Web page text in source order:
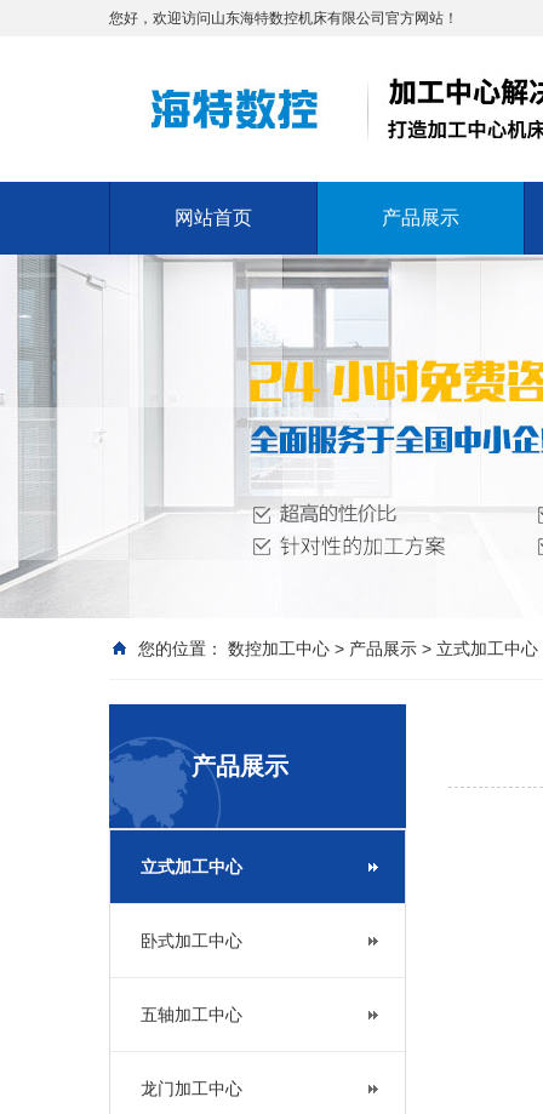
您好，欢迎访问山东海特数控机床有限公司官方网站！
网站首页 产品展示
您的位置： 数控加工中心 > 产品展示 > 立式加工中心
产品展示
立式加工中心
卧式加工中心
五轴加工中心
龙门加工中心